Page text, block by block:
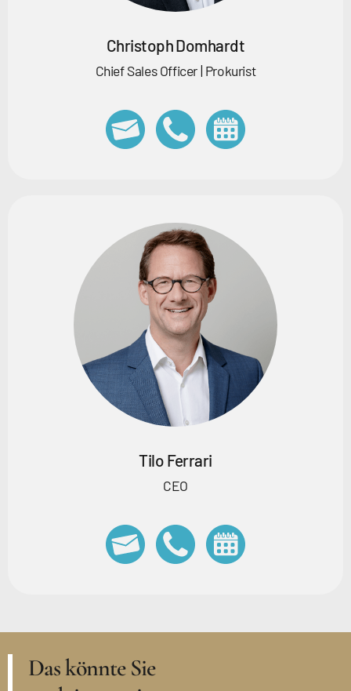
Christoph Domhardt
Chief Sales Officer | Prokurist
Tilo Ferrari
CEO
Das könnte Sie